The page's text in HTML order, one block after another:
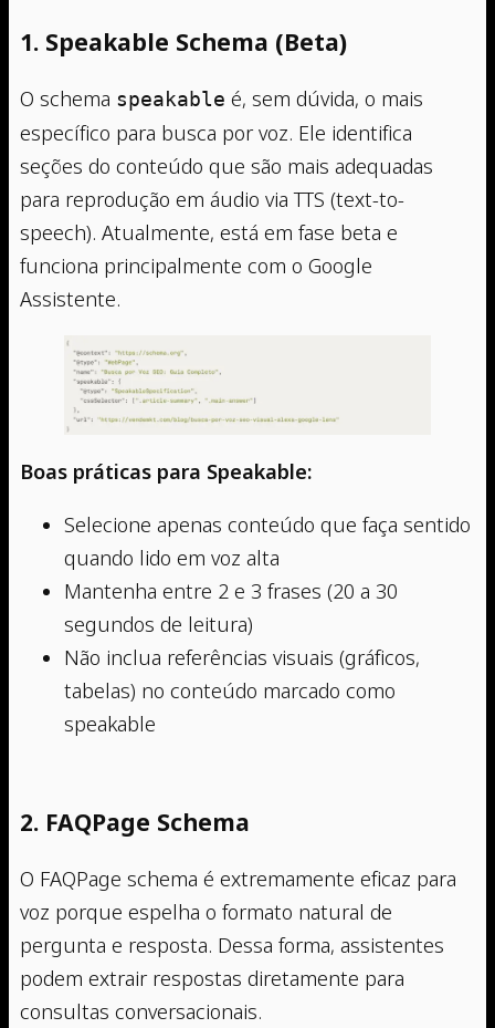
1. Speakable Schema (Beta)
O schema speakable é, sem dúvida, o mais
específico para busca por voz. Ele identifica
seções do conteúdo que são mais adequadas
para reprodução em áudio via TTS (text-to-
speech). Atualmente, está em fase beta e
funciona principalmente com o Google
Assistente.
Boas práticas para Speakable:
Selecione apenas conteúdo que faça sentido
quando lido em voz alta
Mantenha entre 2 e 3 frases (20 a 30
segundos de leitura)
Não inclua referências visuais (gráficos,
tabelas) no conteúdo marcado como
speakable
2. FAQPage Schema
O FAQPage schema é extremamente eficaz para
voz porque espelha o formato natural de
pergunta e resposta. Dessa forma, assistentes
podem extrair respostas diretamente para
consultas conversacionais.